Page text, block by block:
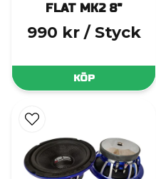
FLAT MK2 8"
990 kr / Styck
KÖP